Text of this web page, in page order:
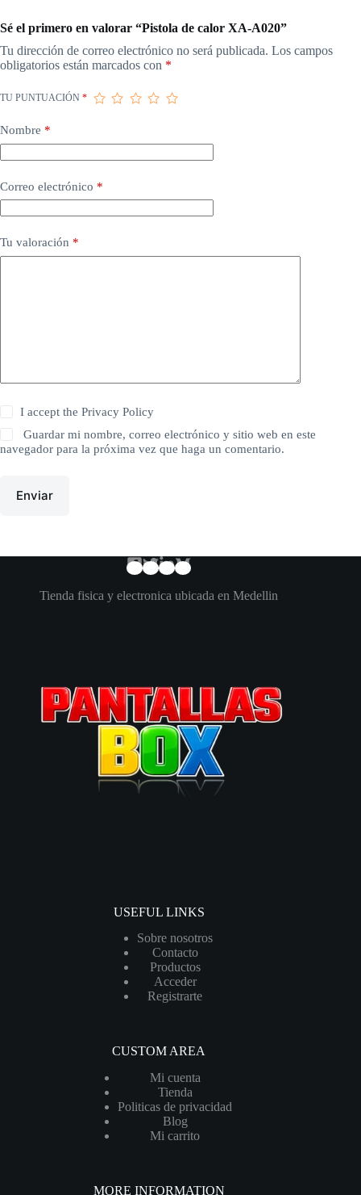
Sé el primero en valorar “Pistola de calor XA-A020”
Tu dirección de correo electrónico no será publicada. Los campos
obligatorios están marcados con *
TU PUNTUACIÓN *
Nombre *
Correo electrónico *
Tu valoración *
I accept thePrivacy Policy
Guardar mi nombre, correo electrónico y sitio web en este
navegador para la próxima vez que haga un comentario.
Enviar
Tienda fisica y electronica ubicada en Medellin
USEFUL LINKS
Sobre nosotros
Contacto
Productos
Acceder
Registrarte
CUSTOM AREA
Mi cuenta
Tienda
Politicas de privacidad
Blog
Mi carrito
MORE INFORMATION